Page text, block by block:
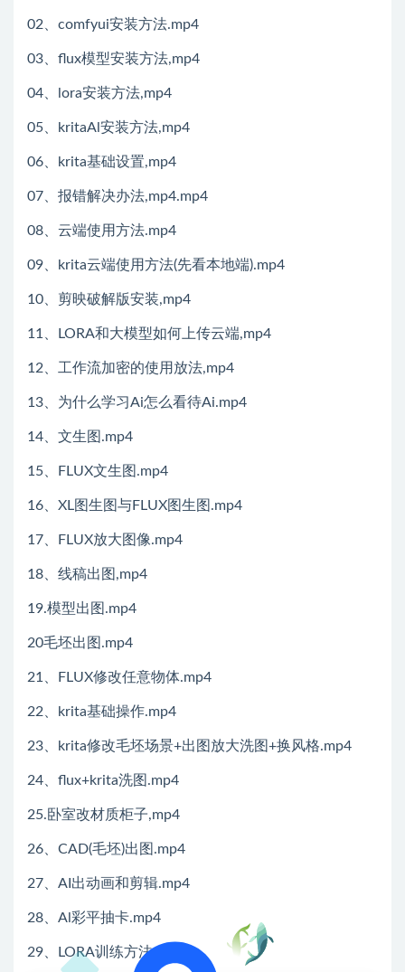
02、comfyui安装方法.mp4
03、flux模型安装方法,mp4
04、lora安装方法,mp4
05、kritaAl安装方法,mp4
06、krita基础设置,mp4
07、报错解决办法,mp4.mp4
08、云端使用方法.mp4
09、krita云端使用方法(先看本地端).mp4
10、剪映破解版安装,mp4
11、LORA和大模型如何上传云端,mp4
12、工作流加密的使用放法,mp4
13、为什么学习Ai怎么看待Ai.mp4
14、文生图.mp4
15、FLUX文生图.mp4
16、XL图生图与FLUX图生图.mp4
17、FLUX放大图像.mp4
18、线稿出图,mp4
19.模型出图.mp4
20毛坯出图.mp4
21、FLUX修改任意物体.mp4
22、krita基础操作.mp4
23、krita修改毛坯场景+出图放大洗图+换风格.mp4
24、flux+krita洗图.mp4
25.卧室改材质柜子,mp4
26、CAD(毛坯)出图.mp4
27、AI出动画和剪辑.mp4
28、Al彩平抽卡.mp4
29、LORA训练方法,mp4